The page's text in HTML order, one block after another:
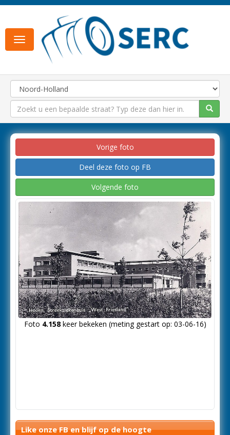
Toggle
navigation
Vorige foto
Deel deze foto op FB
Volgende foto
Foto 4.158keer bekeken (meting gestart op: 03-06-16)
Like onze FB en blijf op de hoogte